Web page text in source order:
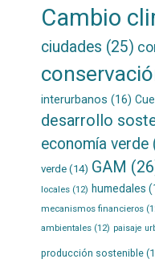
Cambio
ciudades (25)
interurbanos (16)
desarrollo
economía verde
verde(14) GAM
locales(12) humedales
mecanismos financieros
ambientales(12) paisaje
producción sostenible